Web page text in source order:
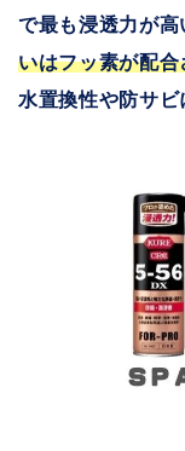
で最も浸透力が高
いはフッ素が配
水置換性や防サ